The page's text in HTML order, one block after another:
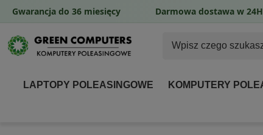
LAPTOPY POLEASINGOWE KOMPUTERY
Gwarancja do 36 miesięcy Darmowa dostawa w